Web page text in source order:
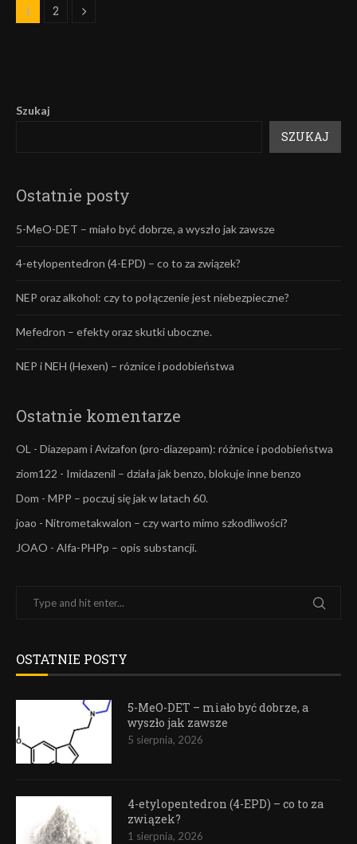
1 2
Szukaj
SZUKAJ
Ostatnie posty
5-MeO-DET – miało być dobrze, a wyszło jak zawsze
4-etylopentedron (4-EPD) – co to za związek?
NEP oraz alkohol: czy to połączenie jest niebezpieczne?
Mefedron – efekty oraz skutki uboczne.
NEP i NEH (Hexen) – róznice i podobieństwa
Ostatnie komentarze
OL - Diazepam i Avizafon (pro-diazepam): różnice i podobieństwa
ziom122 - Imidazenil – działa jak benzo, blokuje inne benzo
Dom - MPP – poczuj się jak w latach 60.
joao - Nitrometakwalon – czy warto mimo szkodliwości?
JOAO - Alfa-PHPp – opis substancji.
OSTATNIE POSTY
5-MeO-DET – miało być dobrze, a
wyszło jak zawsze
5 sierpnia, 2026
4-etylopentedron (4-EPD) – co to za
związek?
1 sierpnia, 2026